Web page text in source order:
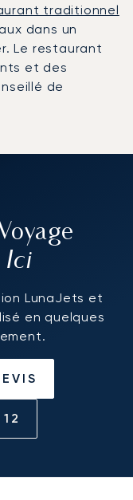
traditionnel
dans un
Le restaurant
et des
de
Ici
LunaJets et
en quelques